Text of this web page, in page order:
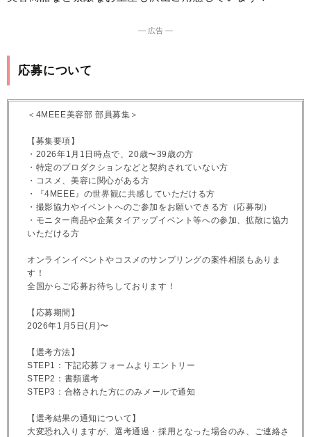
― 広告 ―
応募について
＜4MEEE美容部 部員募集＞
【募集要項】
・2026年1月1日時点で、20歳〜39歳の方
・特定のプロダクションなどと契約されていない方
・コスメ、美容に関心がある方
・『4MEEE』の世界観に共感していただける方
・撮影協力やイベントへのご参加をお願いできる方（応募制）
・モニター商品や企業タイアップイベント等への参加、拡散に協力
いただける方
オンラインイベントやコスメのサンプリングの案件相談もありま
す！
全国からご応募お待ちしております！
【応募期間】
2026年1月5日(月)〜
【選考方法】
STEP1：下記応募フォームよりエントリー
STEP2：書類選考
STEP3：合格された方にのみメールで通知
【選考結果の通知について】
大変恐れ入りますが、選考通過・採用となった場合のみ、ご連絡さ